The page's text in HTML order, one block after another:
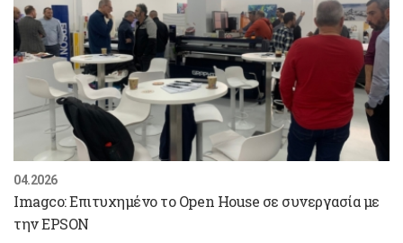
04.2026
Imagco: Επιτυχημένο το Open House σε συνεργασία με
την EPSON